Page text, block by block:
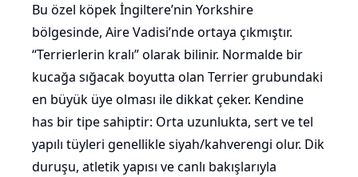
Bu özel köpek İngiltere’nin Yorkshire
bölgesinde, Aire Vadisi’nde ortaya çıkmıştır.
“Terrierlerin kralı” olarak bilinir. Normalde bir
kucağa sığacak boyutta olan Terrier grubundaki
en büyük üye olması ile dikkat çeker. Kendine
has bir tipe sahiptir: Orta uzunlukta, sert ve tel
yapılı tüyleri genellikle siyah/kahverengi olur. Dik
duruşu, atletik yapısı ve canlı bakışlarıyla